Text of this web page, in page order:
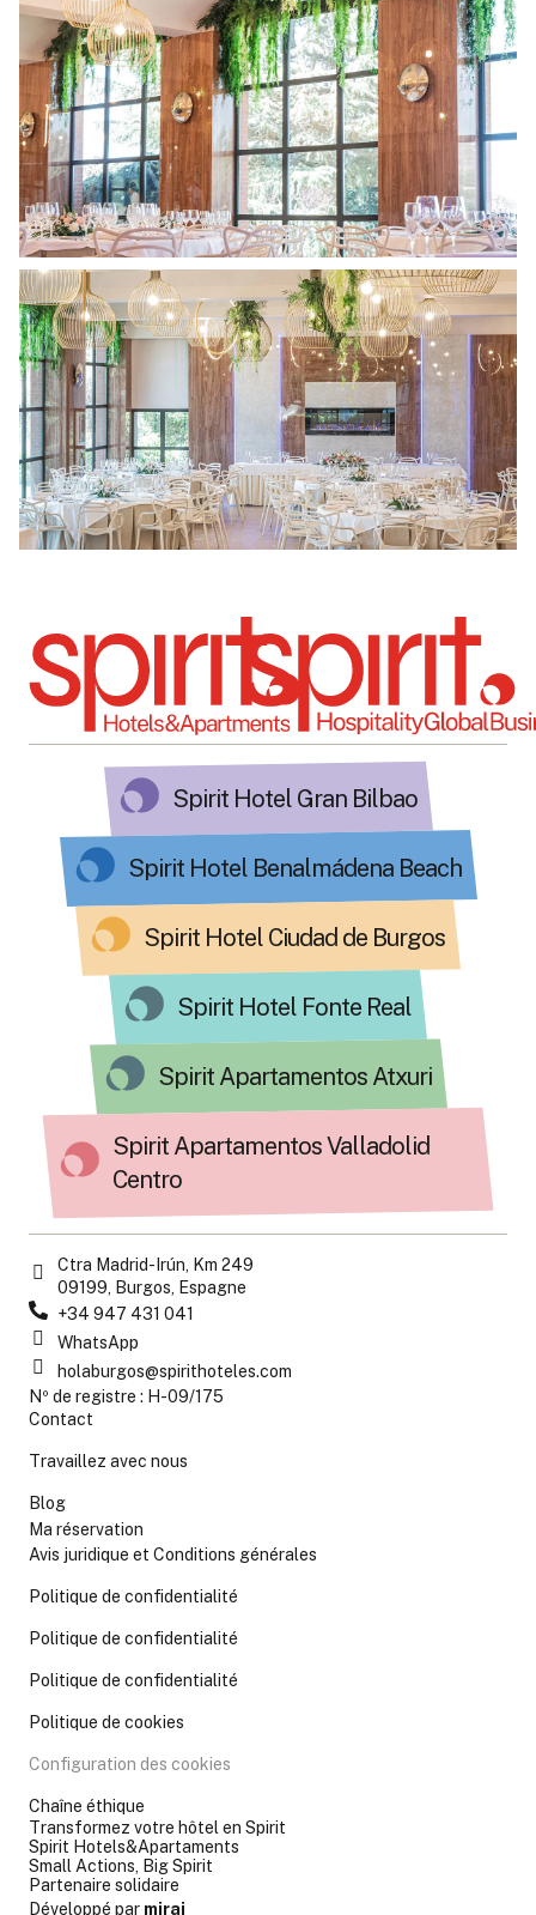
Spirit Hotel Gran Bilbao
Spirit Hotel Benalmádena Beach
Spirit Hotel Ciudad de Burgos
Spirit Hotel Fonte Real
Spirit Apartamentos Atxuri
Spirit Apartamentos Valladolid
Centro
Ctra Madrid-Irún, Km 249
09199, Burgos, Espagne
+34 947 431 041
WhatsApp
holaburgos@spirithoteles.com
Nº de registre : H-09/175
Contact
Travaillez avec nous
Blog
Ma réservation
Avis juridique et Conditions générales
Politique de confidentialité
Politique de confidentialité
Politique de confidentialité
Politique de cookies
Configuration des cookies
Chaîne éthique
Transformez votre hôtel en Spirit
Spirit Hotels&Apartaments
Small Actions, Big Spirit
Partenaire solidaire
Développé par mirai